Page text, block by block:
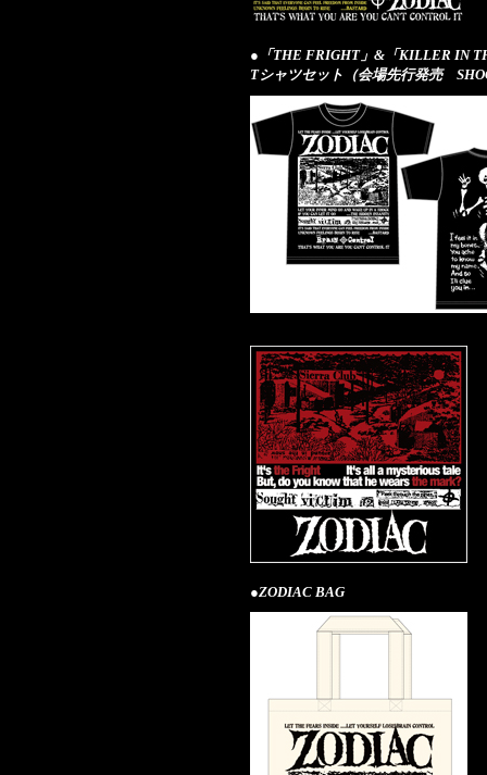
●「THE FRIGHT」&「KILLER IN
Tシャツセット（会場先行発売
●ZODIAC BAG